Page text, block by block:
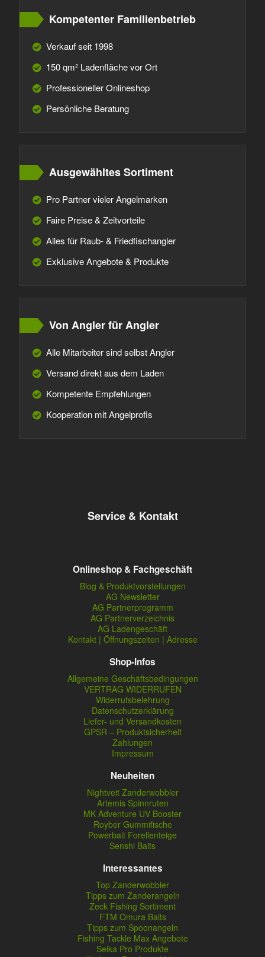
Kompetenter Familienbetrieb
Verkauf seit 1998
150 qm² Ladenfläche vor Ort
Professioneller Onlineshop
Persönliche Beratung
Ausgewähltes Sortiment
Pro Partner vieler Angelmarken
Faire Preise & Zeitvorteile
Alles für Raub- & Friedfischangler
Exklusive Angebote & Produkte
Von Angler für Angler
Alle Mitarbeiter sind selbst Angler
Versand direkt aus dem Laden
Kompetente Empfehlungen
Kooperation mit Angelprofis
Service & Kontakt
Onlineshop & Fachgeschäft
Blog & Produktvorstellungen
AG Newsletter
AG Partnerprogramm
AG Partnerverzeichnis
AG Ladengeschäft
Kontakt | Öffnungszeiten | Adresse
Shop-Infos
Allgemeine Geschäftsbedingungen
VERTRAG WIDERRUFEN
Widerrufsbelehrung
Datenschutzerklärung
Liefer- und Versandkosten
GPSR – Produktsicherheit
Zahlungen
Impressum
Neuheiten
Nightveit Zanderwobbler
Artemis Spinnruten
MK Adventure UV Booster
Royber Gummifische
Powerbait Forellenteige
Senshi Baits
Interessantes
Top Zanderwobbler
Tipps zum Zanderangeln
Zeck Fishing Sortiment
FTM Omura Baits
Tipps zum Spoonangeln
Fishing Tackle Max Angebote
Seika Pro Produkte